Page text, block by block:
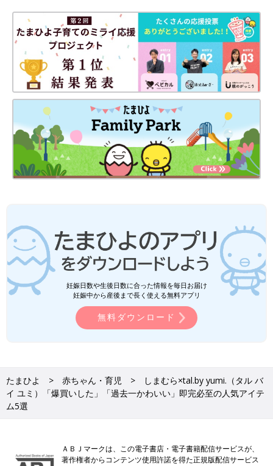
妊娠日数や生後日数に合った情報を毎日お届け
妊娠中から産後まで長く使える無料アプリ
無料ダウンロード
たまひよ 赤ちゃん・育児
しまむら×tal.by yumi.（タル バ
イ ユミ）「爆買いした」「過去一かわいい」即完必至の人気アイテ
ム5選
ＡＢＪマークは、この電子書店・電子書籍配信サービスが、
著作権者からコンテンツ使用許諾を得た正規版配信サービス